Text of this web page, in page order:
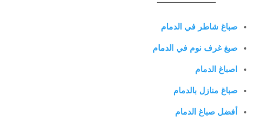
صباغ شاطر في الدمام
صبغ غرف نوم في الدمام
اصباغ الدمام
صباغ منازل بالدمام
أفضل صباغ الدمام